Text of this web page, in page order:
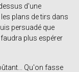
d'une
plans de tirs dans
persuadé que
plus espérer
Qu'on fasse